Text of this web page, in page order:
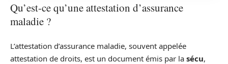
Qu’est-ce qu’une attestation d’assurance
maladie ?
L’attestation d’assurance maladie, souvent appelée
attestation de droits, est un document émis par la sécu,